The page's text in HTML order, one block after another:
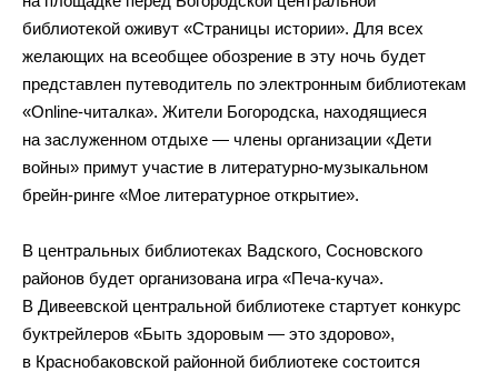
библиотекой оживут «Страницы истории». Для всех
желающих на всеобщее обозрение в эту ночь будет
представлен путеводитель по электронным библиотекам
«Оnline-читалка». Жители Богородска, находящиеся
на заслуженном отдыхе — члены организации «Дети
войны» примут участие в литературно-музыкальном
брейн-ринге «Мое литературное открытие».
В центральных библиотеках Вадского, Сосновского
районов будет организована игра «Печа-куча».
В Дивеевской центральной библиотеке стартует конкурс
буктрейлеров «Быть здоровым — это здорово»,
в Краснобаковской районной библиотеке состоится